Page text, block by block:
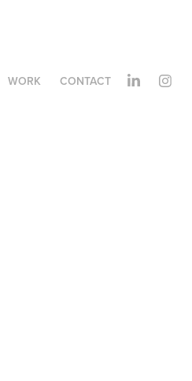
WORK CONTACT